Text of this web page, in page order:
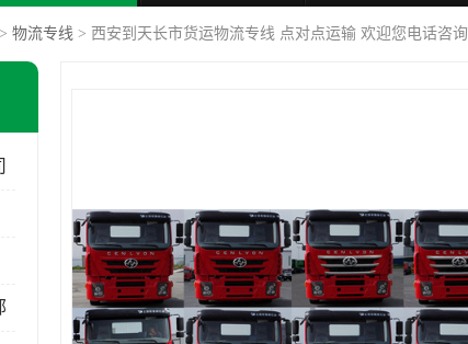
> 物流专线 > 西安到天长市货运物流专线 点对点运输 欢迎您电话咨询